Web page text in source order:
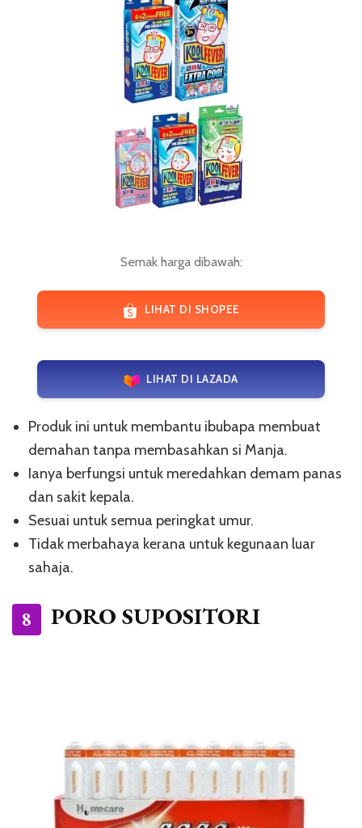
Semak harga dibawah:
LIHAT DI SHOPEE
LIHAT DI LAZADA
Produk ini untuk membantu ibubapa membuat
demahan tanpa membasahkan si Manja.
Ianya berfungsi untuk meredahkan demam panas
dan sakit kepala.
Sesuai untuk semua peringkat umur.
Tidak merbahaya kerana untuk kegunaan luar
sahaja.
8 PORO SUPOSITORI